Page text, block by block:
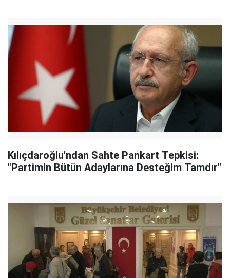
Kılıçdaroğlu'ndan Sahte Pankart Tepkisi:
"Partimin Bütün Adaylarına Desteğim Tamdır"